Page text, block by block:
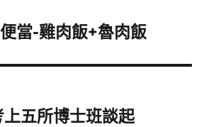
當-雞肉飯+魯肉飯
五所博士班談起